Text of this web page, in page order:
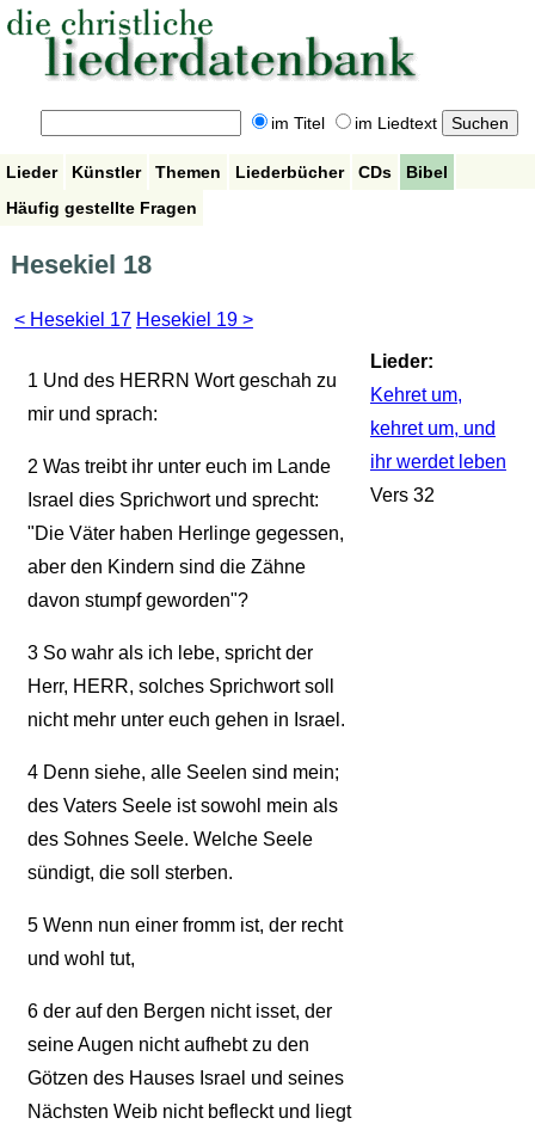
im Titel im Liedtext
Lieder Künstler Themen Liederbücher CDs
Bibel
Häufig gestellte Fragen
Hesekiel 18
< Hesekiel 17 Hesekiel 19 >
1 Und des HERRN Wort geschah zu
mir und sprach:
2 Was treibt ihr unter euch im Lande
Israel dies Sprichwort und sprecht:
"Die Väter haben Herlinge gegessen,
aber den Kindern sind die Zähne
davon stumpf geworden"?
3So wahr als ich lebe, spricht der
Herr, HERR, solches Sprichwort soll
nicht mehr unter euch gehen in Israel.
4Denn siehe, alle Seelen sind mein;
des Vaters Seele ist sowohl mein als
des Sohnes Seele. Welche Seele
sündigt, die soll sterben.
5Wenn nun einer fromm ist, der recht
und wohl tut,
6der auf den Bergen nicht isset, der
seine Augen nicht aufhebt zu den
Götzen des Hauses Israel und seines
Nächsten Weib nicht befleckt und liegt
Lieder:
Kehret um,
kehret um, und
ihr werdet leben
Vers 32